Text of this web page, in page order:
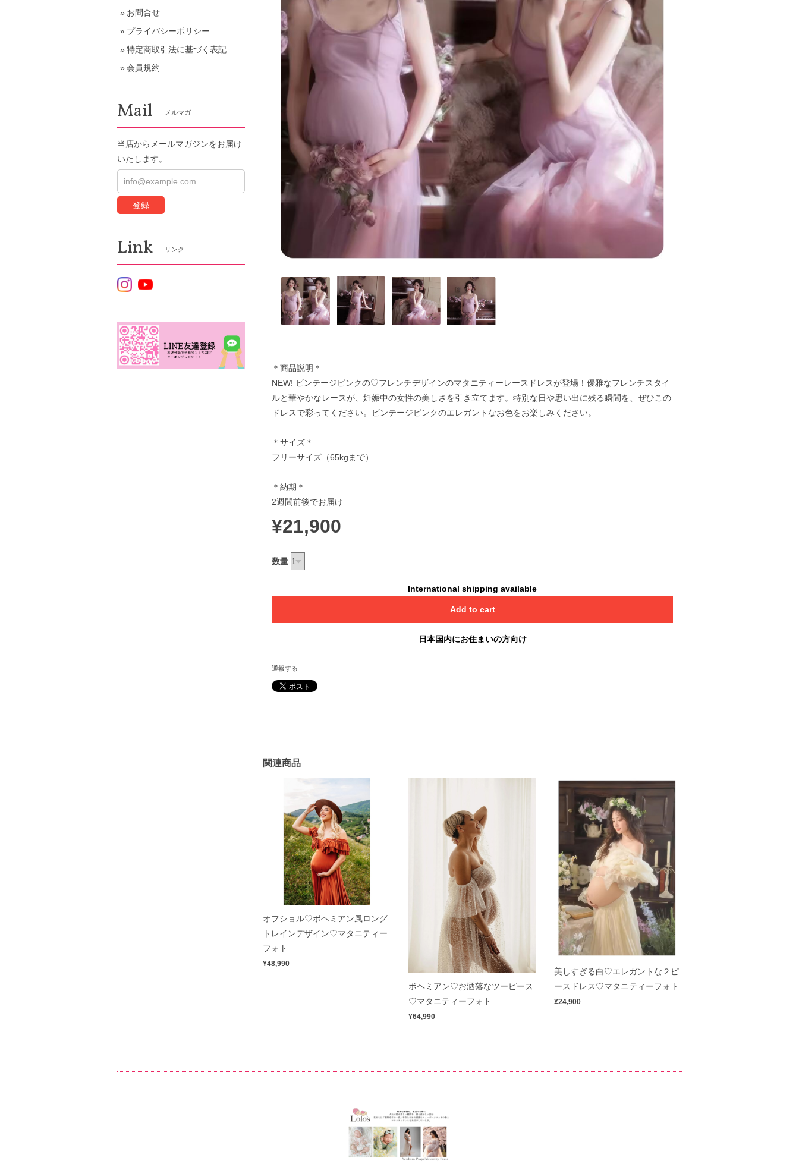
＊商品説明＊
NEW! ビンテージピンクの♡フレンチデザインのマタニティーレースドレスが登場！優雅なフレンチスタイ
ルと華やかなレースが、妊娠中の女性の美しさを引き立てます。特別な日や思い出に残る瞬間を、ぜひこの
ドレスで彩ってください。ビンテージピンクのエレガントなお色をお楽しみください。
＊サイズ＊
フリーサイズ（65kgまで）
＊納期＊
2週間前後でお届け
¥21,900
数量
International shipping available
Add to cart
日本国内にお住まいの方向け
通報する
関連商品
オフショル♡ボヘミアン風ロング
トレインデザイン♡マタニティー
フォト
¥48,990
ボヘミアン♡お洒落なツーピース
♡マタニティーフォト
¥64,990
美しすぎる白♡エレガントな２ピ
ースドレス♡マタニティーフォト
¥24,900
お問合せ
プライバシーポリシー
特定商取引法に基づく表記
会員規約
Mail メルマガ
当店からメールマガジンをお届け
いたします。
登録
Link リンク